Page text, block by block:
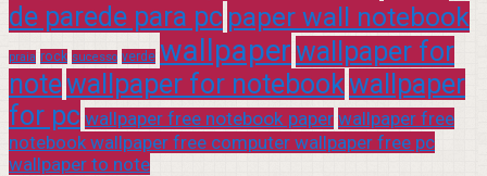
de parede para pc paper wall notebook
praia rock sucesso verde wallpaperwallpaper for
notewallpaper for notebookwallpaper
for pc wallpaper free notebook paper wallpaper free
notebook wallpaper free computer wallpaper free pc
wallpaper to note